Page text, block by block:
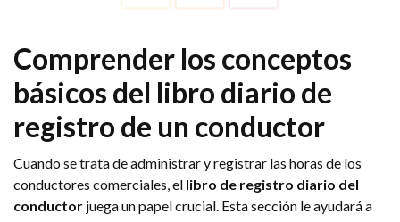
Comprender los conceptos
básicos del libro diario de
registro de un conductor
Cuando se trata de administrar y registrar las horas de los
conductores comerciales, el libro de registro diario del
conductor juega un papel crucial. Esta sección le ayudará a